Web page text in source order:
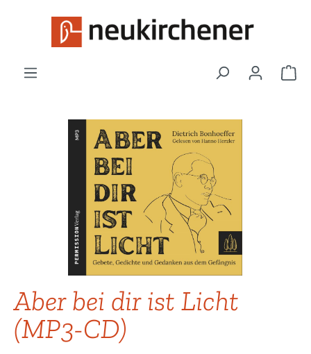
Zum Hauptinhalt springen
Bildergalerie überspringen
Aber bei dir ist Licht
(MP3-CD)